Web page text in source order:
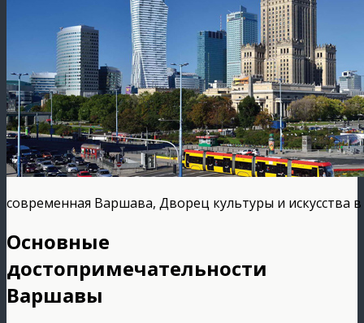
современная Варшава, Дворец культуры и искусства
Основные
достопримечательности
Варшавы